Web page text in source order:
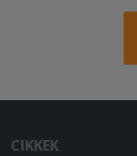
CIKKEK